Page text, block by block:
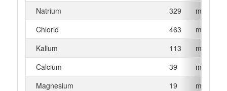
Natrium
329
mg
Chlorid
463
mg
Kalium
113
mg
Calcium
39
mg
Magnesium
19
mg